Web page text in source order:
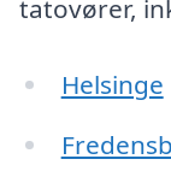
tatovører,
Helsinge